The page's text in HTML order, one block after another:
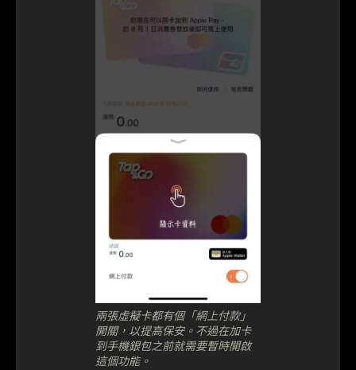
兩張虛擬卡都有個「網上付款」
開關，以提高保安。不過在加卡
到手機銀包之前就需要暫時開啟
這個功能。